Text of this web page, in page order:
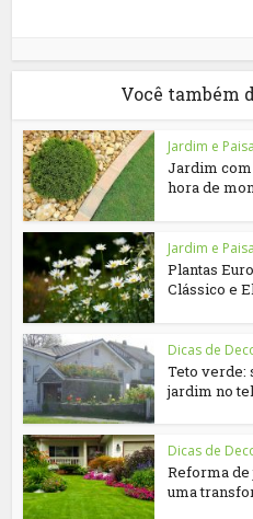
Você também
Jardim e
Jardim com
hora de
Jardim e
Plantas
Clássico e
Dicas de
Teto verde:
jardim no
Dicas de
Reforma
uma